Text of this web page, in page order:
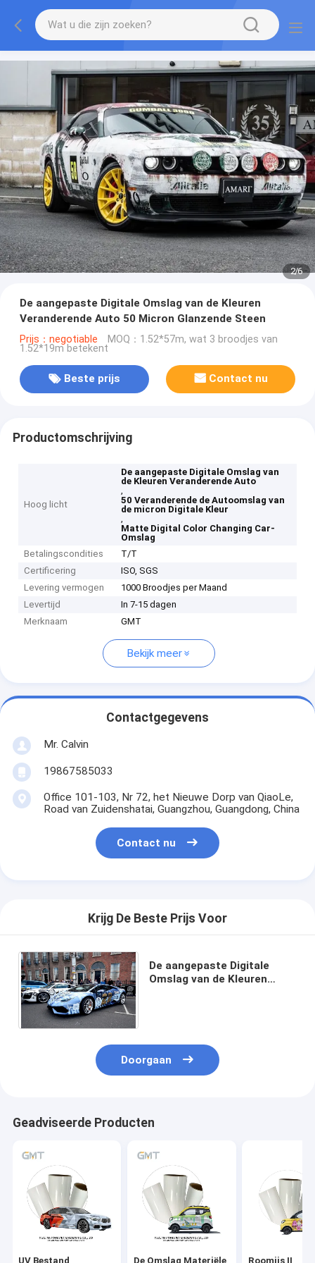
2/6
De aangepaste Digitale Omslag van de Kleuren
Veranderende Auto 50 Micron Glanzende Steen
Prijs：negotiable MOQ：1.52*57m, wat 3 broodjes van
1.52*19m betekent
Beste prijs Contact nu
Productomschrijving
Hoog licht
De aangepaste Digitale Omslag van
de Kleuren Veranderende Auto
,
50 Veranderende de Autoomslag van
de micron Digitale Kleur
,
Matte Digital Color Changing Car-
Omslag
Betalingscondities
T/T
Certificering
ISO, SGS
Levering vermogen
1000 Broodjes per Maand
Levertijd
In 7-15 dagen
Merknaam
GMT
Bekijk meer
Contactgegevens
Mr. Calvin
19867585033
Office 101-103, Nr 72, het Nieuwe Dorp van QiaoLe,
Road van Zuidenshatai, Guangzhou, Guangdong, China
Contact nu
Krijg De Beste Prijs Voor
De aangepaste Digitale
Omslag van de Kleuren
Doorgaan
Geadviseerde Producten
UV Bestand De Omslag Materiële Roomijs II